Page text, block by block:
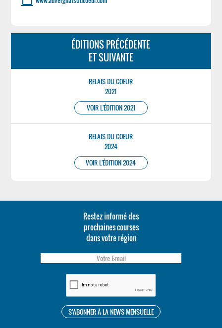
ÉDITIONS PRÉCÉDENTE
ET SUIVANTE
RELAIS DU COEUR
2021
VOIR L'ÉDITION 2021
RELAIS DU COEUR
2024
VOIR L'ÉDITION 2024
Restez informé des
prochaines courses
dans votre région